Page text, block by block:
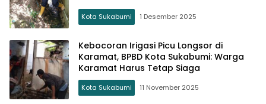
Kota Sukabumi 1 Desember 2025
Kebocoran Irigasi Picu Longsor di
Karamat, BPBD Kota Sukabumi: Warga
Karamat Harus Tetap Siaga
Kota Sukabumi 11 November 2025